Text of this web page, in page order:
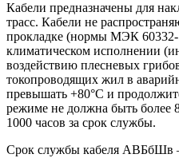
Кабели предназначены для
трасс. Кабели не
прокладке (нормы МЭК 60332-
климатическом исполнении
воздействию плесневых
токопроводящих жил в
превышать +80°С и
режиме не должна быть более
1000 часов за срок службы.
Срок службы кабеля АВБбШв